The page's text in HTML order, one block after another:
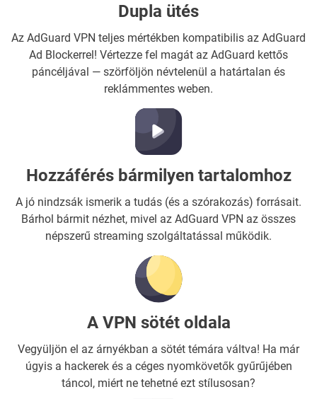
Dupla ütés
Az AdGuard VPN teljes mértékben kompatibilis az AdGuard
Ad Blockerrel! Vértezze fel magát az AdGuard kettős
páncéljával — szörföljön névtelenül a határtalan és
reklámmentes weben.
Hozzáférés bármilyen tartalomhoz
A jó nindzsák ismerik a tudás (és a szórakozás) forrásait.
Bárhol bármit nézhet, mivel az AdGuard VPN az összes
népszerű streaming szolgáltatással működik.
A VPN sötét oldala
Vegyüljön el az árnyékban a sötét témára váltva! Ha már
úgyis a hackerek és a céges nyomkövetők gyűrűjében
táncol, miért ne tehetné ezt stílusosan?